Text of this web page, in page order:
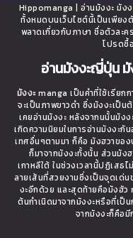
Hippomanga | อ่านมังงะ มัง
ทั้งหมดบนเว็บไซต์นี้เป็นเพีย
พลาดเกี่ยวกับภาษา ชื่อตัวละค
โปรดซื้
อ่านมังงะญี่ปุ่น มั
มังงะmanga เป็นคำที่ใช้เรียก
จะเป็นภาพขาวดำ ซึ่งมังงะเป็
เคยอ่านมังงะ หลังจากนนั้นมัง
เกิดความนิยมในการอ่านมังงะกั
เทศอื่นๆตามมา ก็คือ มังฮวาขอ
ก็มาจากมังงะทั้งนั้น ส่วนมัง
เกาหลีใต้ ในช่วงเวลานี้ปฏิเสธ
ลายเส้นที่สวยงามซึ่งเป็นจุดเด่
งะอีกด้วย และสุดท้ายคือมังฮัว
ต้นกำเนิดมาจากมังงะหรือที่เ
จากมังงะก็คือมี